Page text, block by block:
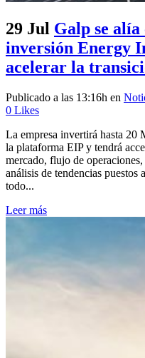
29 Jul Galp se alía
inversión Energy
acelerar la
Publicado a las 13:16h en
0 Likes
La empresa invertirá hasta 20
la plataforma EIP y tendrá
mercado, flujo de
análisis de tendencias puestos
todo...
Leer más